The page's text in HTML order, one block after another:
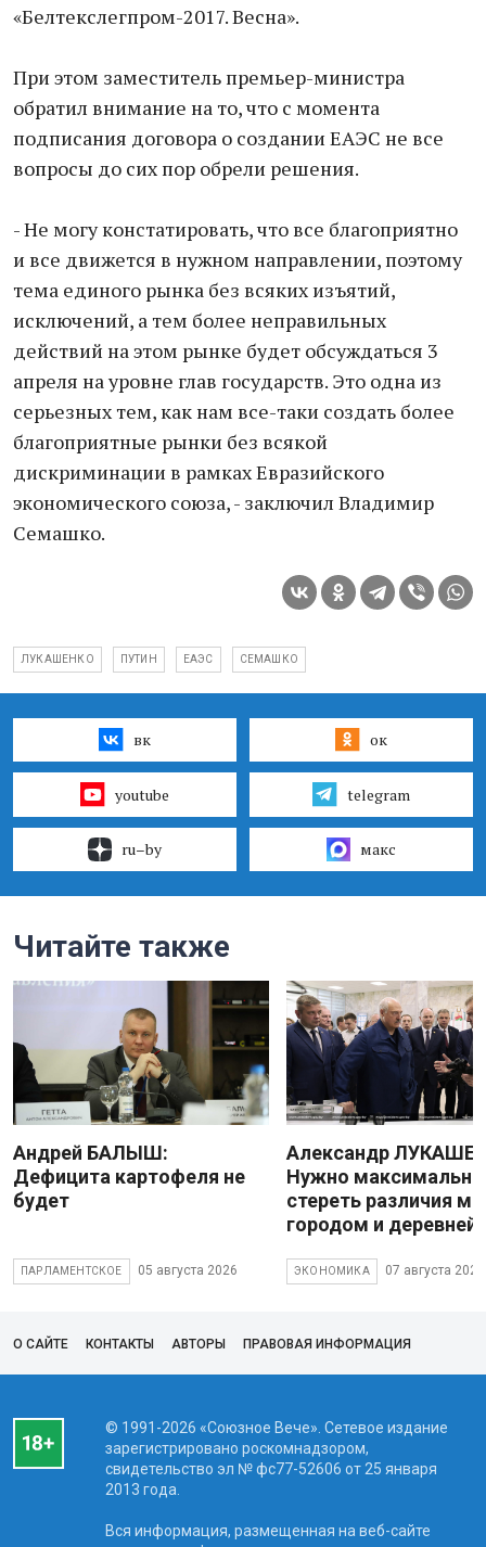
«Белтекслегпром-2017. Весна».
При этом заместитель премьер-министра
обратил внимание на то, что с момента
подписания договора о создании ЕАЭС не все
вопросы до сих пор обрели решения.
- Не могу констатировать, что все благоприятно
и все движется в нужном направлении, поэтому
тема единого рынка без всяких изъятий,
исключений, а тем более неправильных
действий на этом рынке будет обсуждаться 3
апреля на уровне глав государств. Это одна из
серьезных тем, как нам все-таки создать более
благоприятные рынки без всякой
дискриминации в рамках Евразийского
экономического союза, - заключил Владимир
Семашко.
ЛУКАШЕНКО ПУТИН ЕАЭС СЕМАШКО
вк ок
youtube telegram
ru–by макс
Читайте также
Андрей БАЛЫШ:
Дефицита картофеля не
будет
ПАРЛАМЕНТСКОЕ 05 августа 2026
Александр
Нужно максимально
стереть различия
городом и деревней
ЭКОНОМИКА 07 августа 2026
О САЙТЕ КОНТАКТЫ АВТОРЫ ПРАВОВАЯ ИНФОРМАЦИЯ
© 1991-2026 «Союзное Вече». Сетевое издание
зарегистрировано роскомнадзором,
свидетельство эл № фc77-52606 от 25 января
2013 года.
Вся информация, размещенная на веб-сайте